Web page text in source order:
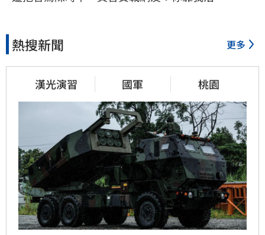
熱搜新聞 更多
漢光演習 國軍 桃園